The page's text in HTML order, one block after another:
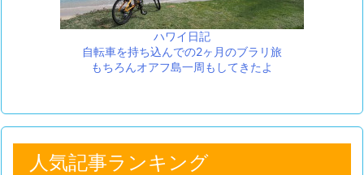
ハワイ日記
自転車を持ち込んでの2ヶ月のブラリ旅
もちろんオアフ島一周もしてきたよ
人気記事ランキング